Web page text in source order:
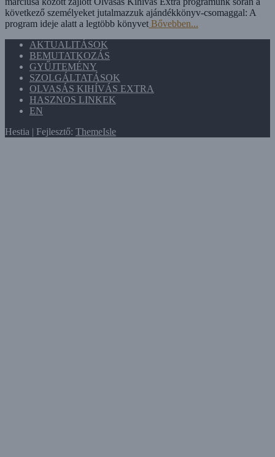
következő személyeket jutalmazzuk ajándékkönyv-csomaggal: A
program ideje alatt a legtöbb könyvet Bővebben...
AKTUALITÁSOK
BEMUTATKOZÁS
GYŰJTEMÉNY
SZOLGÁLTATÁSOK
OLVASÁS KIHÍVÁS EXTRA
HASZNOS LINKEK
EN
Hestia | Fejlesztő: ThemeIsle